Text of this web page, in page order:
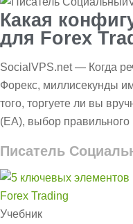
Какая
для Forex
SocialVPS.net — Когда
Форекс, миллисекунды
того, торгуете ли вы
(EA), выбор правильного
Писатель
Учебник